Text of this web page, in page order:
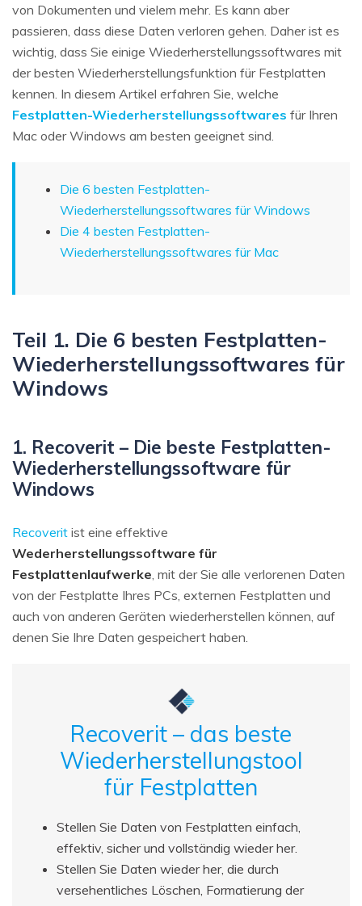
von Dokumenten und vielem mehr. Es kann aber
passieren, dass diese Daten verloren gehen. Daher ist es
wichtig, dass Sie einige Wiederherstellungssoftwares mit
der besten Wiederherstellungsfunktion für Festplatten
kennen. In diesem Artikel erfahren Sie, welche
Festplatten-Wiederherstellungssoftwares für Ihren
Mac oder Windows am besten geeignet sind.
Die 6 besten Festplatten-
Wiederherstellungssoftwares für Windows
Die 4 besten Festplatten-
Wiederherstellungssoftwares für Mac
Teil 1. Die 6 besten Festplatten-
Wiederherstellungssoftwares für
Windows
1. Recoverit – Die beste Festplatten-
Wiederherstellungssoftware für
Windows
Recoverit ist eine effektive
Wederherstellungssoftware für
Festplattenlaufwerke , mit der Sie alle verlorenen Daten
von der Festplatte Ihres PCs, externen Festplatten und
auch von anderen Geräten wiederherstellen können, auf
denen Sie Ihre Daten gespeichert haben.
Recoverit – das beste
Wiederherstellungstool
für Festplatten
Stellen Sie Daten von Festplatten einfach,
effektiv, sicher und vollständig wieder her.
Stellen Sie Daten wieder her, die durch
versehentliches Löschen, Formatierung der